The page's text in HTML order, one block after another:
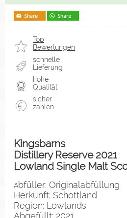
Top
Bewertungen
schnelle
Lieferung
hohe
Qualität
sicher
zahlen
Kingsbarns
Distillery Reserve 2021
Lowland Single Malt
Abfüller: Originalabfüllung
Herkunft: Schottland
Region: Lowlands
Abgefüllt: 2021